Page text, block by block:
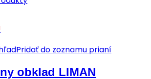
Pridať do zoznamu prianí
obklad LIMAN